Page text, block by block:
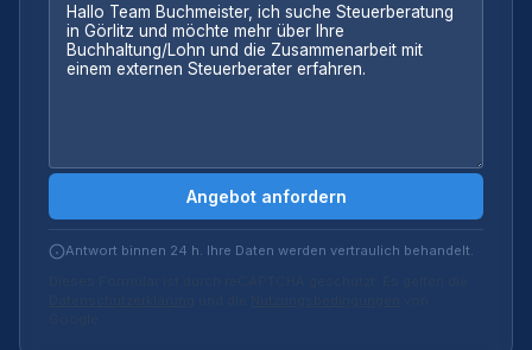
Angebot anfordern
Antwort binnen 24 h. Ihre Daten werden vertraulich behandelt.